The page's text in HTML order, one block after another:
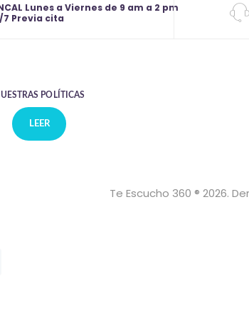
Lunes a Viernes de 9 am a 2 pm
7 Previa cita
POLÍTICAS
LEER
Te Escucho 360 ® 2026.